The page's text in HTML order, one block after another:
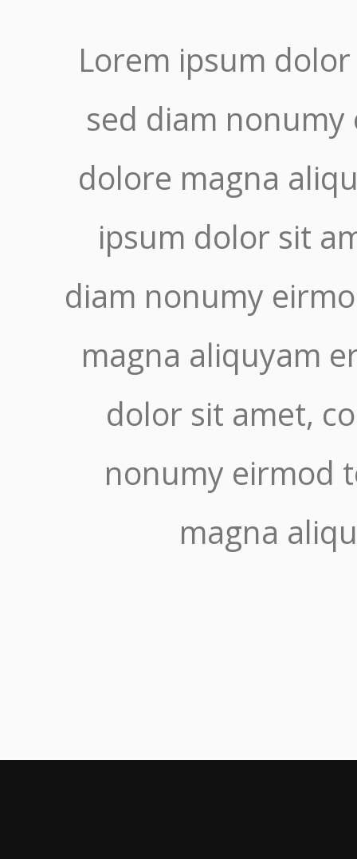
Lorem ipsum
sed diam
dolore magna
ipsum dolor sit
diam nonumy
magna aliquyam
dolor sit amet,
nonumy eirmod
magna